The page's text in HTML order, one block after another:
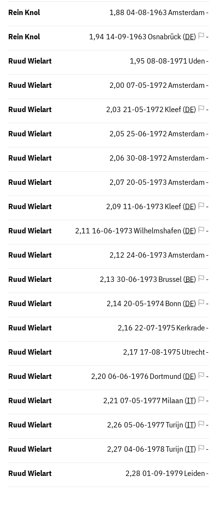
Rein Knol Amsterdam
1,88 -
04-08-1963
Rein Knol Osnabrück (DE)
1,94 -
14-09-1963
Ruud Wielart Uden
1,95 -
08-08-1971
Ruud Wielart Amsterdam
2,00 -
07-05-1972
Ruud Wielart Kleef (DE)
2,03 -
21-05-1972
Ruud Wielart Amsterdam
2,05 -
25-06-1972
Ruud Wielart Amsterdam
2,06 -
30-08-1972
Ruud Wielart Amsterdam
2,07 -
20-05-1973
Ruud Wielart Kleef (DE)
2,09 -
11-06-1973
Ruud Wielart Wilhelmshafen (DE)
2,11 -
16-06-1973
Ruud Wielart Amsterdam
2,12 -
24-06-1973
Ruud Wielart Brussel (BE)
2,13 -
30-06-1973
Ruud Wielart Bonn (DE)
2,14 -
20-05-1974
Ruud Wielart Kerkrade
2,16 -
22-07-1975
Ruud Wielart Utrecht
2,17 -
17-08-1975
Ruud Wielart Dortmund (DE)
2,20 -
06-06-1976
Ruud Wielart Milaan (IT)
2,21 -
07-05-1977
Ruud Wielart Turijn (IT)
2,26 -
05-06-1977
Ruud Wielart Turijn (IT)
2,27 -
04-06-1978
Ruud Wielart Leiden
2,28 -
01-09-1979